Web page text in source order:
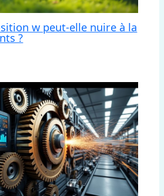
w peut-elle nuire à la
?